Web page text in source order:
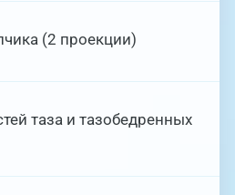
(2 проекции)
таза и тазобедренных